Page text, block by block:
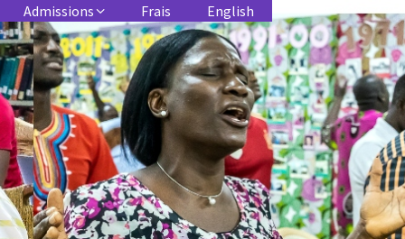
Admissions Frais English